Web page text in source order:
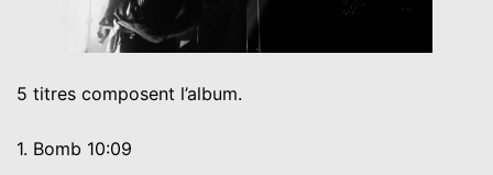
5 titres composent l’album.
1. Bomb 10:09